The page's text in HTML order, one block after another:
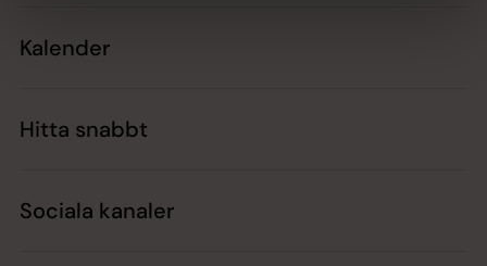
Kalender
Hitta snabbt
Sociala kanaler